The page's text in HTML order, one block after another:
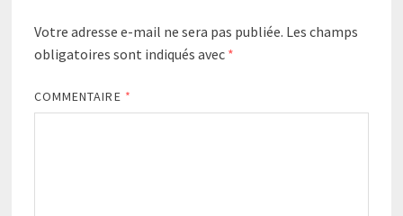
Votre adresse e-mail ne sera pas publiée. Les champs
obligatoires sont indiqués avec *
COMMENTAIRE *